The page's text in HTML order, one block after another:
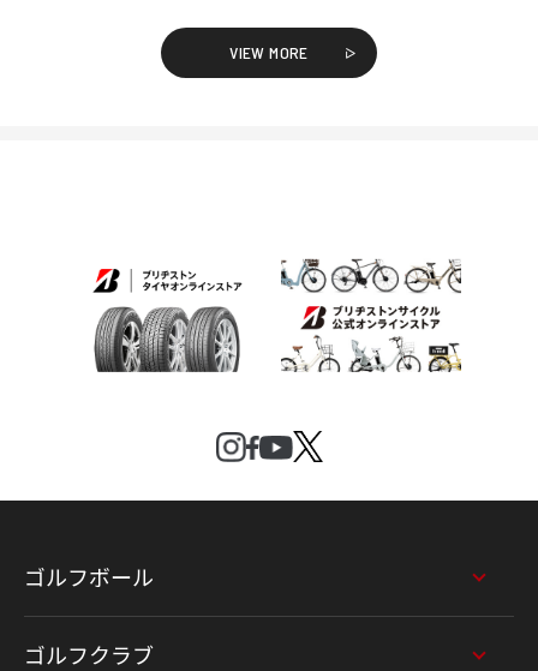
VIEW MORE
ゴルフボール
ゴルフクラブ